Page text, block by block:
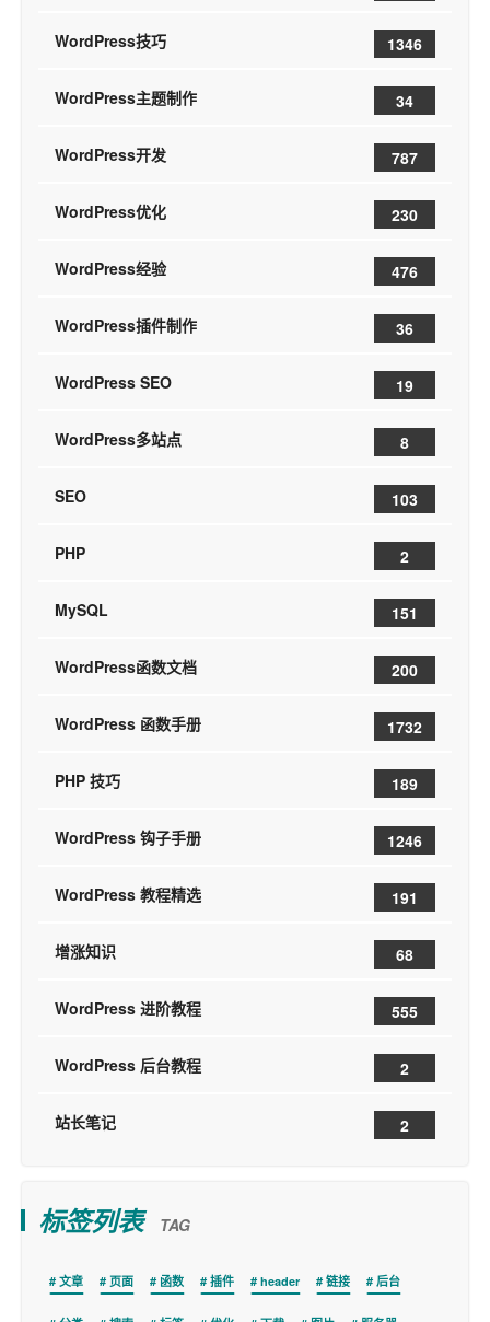
WordPress技巧 1346
WordPress主题制作 34
WordPress开发 787
WordPress优化 230
WordPress经验 476
WordPress插件制作 36
WordPress SEO 19
WordPress多站点 8
SEO 103
PHP 2
MySQL 151
WordPress函数文档 200
WordPress 函数手册 1732
PHP 技巧 189
WordPress 钩子手册 1246
WordPress 教程精选 191
增涨知识 68
WordPress 进阶教程 555
WordPress 后台教程 2
站长笔记 2
标签列表 TAG
文章 页面 函数 插件 header 链接 后台